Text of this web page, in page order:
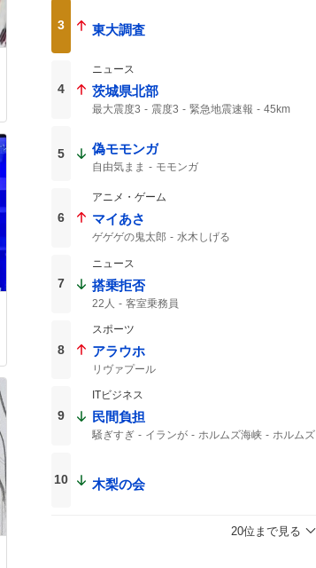
3 東大調査
4
ニュース
茨城県北部
最大震度3 震度3 緊急地震速報
45km
5 偽モモンガ
自由気まま モモンガ
6
アニメ・ゲーム
マイあさ
ゲゲゲの鬼太郎 水木しげる
7
ニュース
搭乗拒否
22人 客室乗務員
8
スポーツ
アラウホ
リヴァプール
9
ITビジネス
民間負担
騒ぎすぎ イランが ホルムズ海峡 ホルムズ
10 木梨の会
20位まで見る